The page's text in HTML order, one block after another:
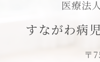
医療法
すながわ病
〒